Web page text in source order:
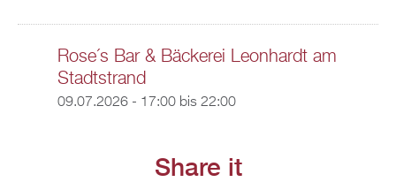
Rose´s Bar & Bäckerei Leonhardt am
Stadtstrand
09.07.2026 - 17:00bis 22:00
Share it